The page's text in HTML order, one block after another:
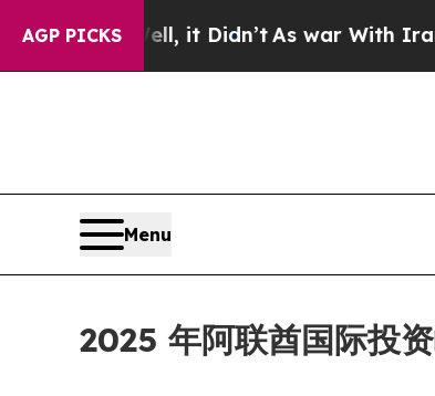
AGP PICKS
Well, it Didn’t As war With Iran
Menu
2025 年阿联酋国际投